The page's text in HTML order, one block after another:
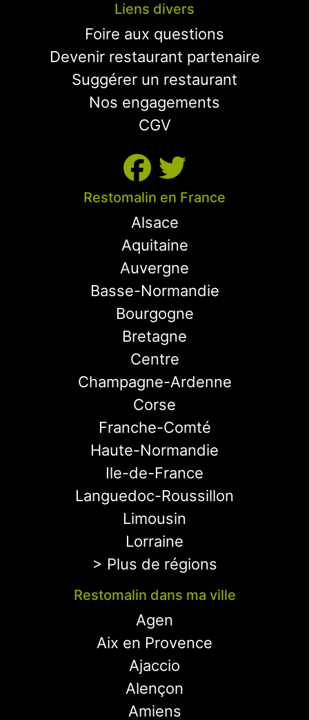
Liens divers
Foire aux questions
Devenir restaurant partenaire
Suggérer un restaurant
Nos engagements
CGV
Restomalin en France
Alsace
Aquitaine
Auvergne
Basse-Normandie
Bourgogne
Bretagne
Centre
Champagne-Ardenne
Corse
Franche-Comté
Haute-Normandie
Ile-de-France
Languedoc-Roussillon
Limousin
Lorraine
> Plus de régions
Restomalin dans ma ville
Agen
Aix en Provence
Ajaccio
Alençon
Amiens